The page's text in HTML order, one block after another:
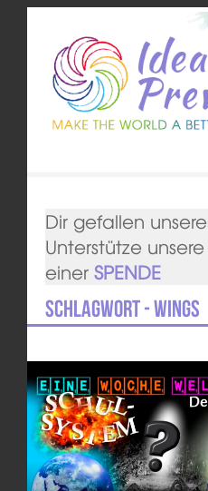
Dir gefallen
Unterstütze
einer SPENDE
Schlagwort - WINGS